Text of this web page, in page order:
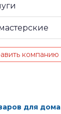
компанию
для дома